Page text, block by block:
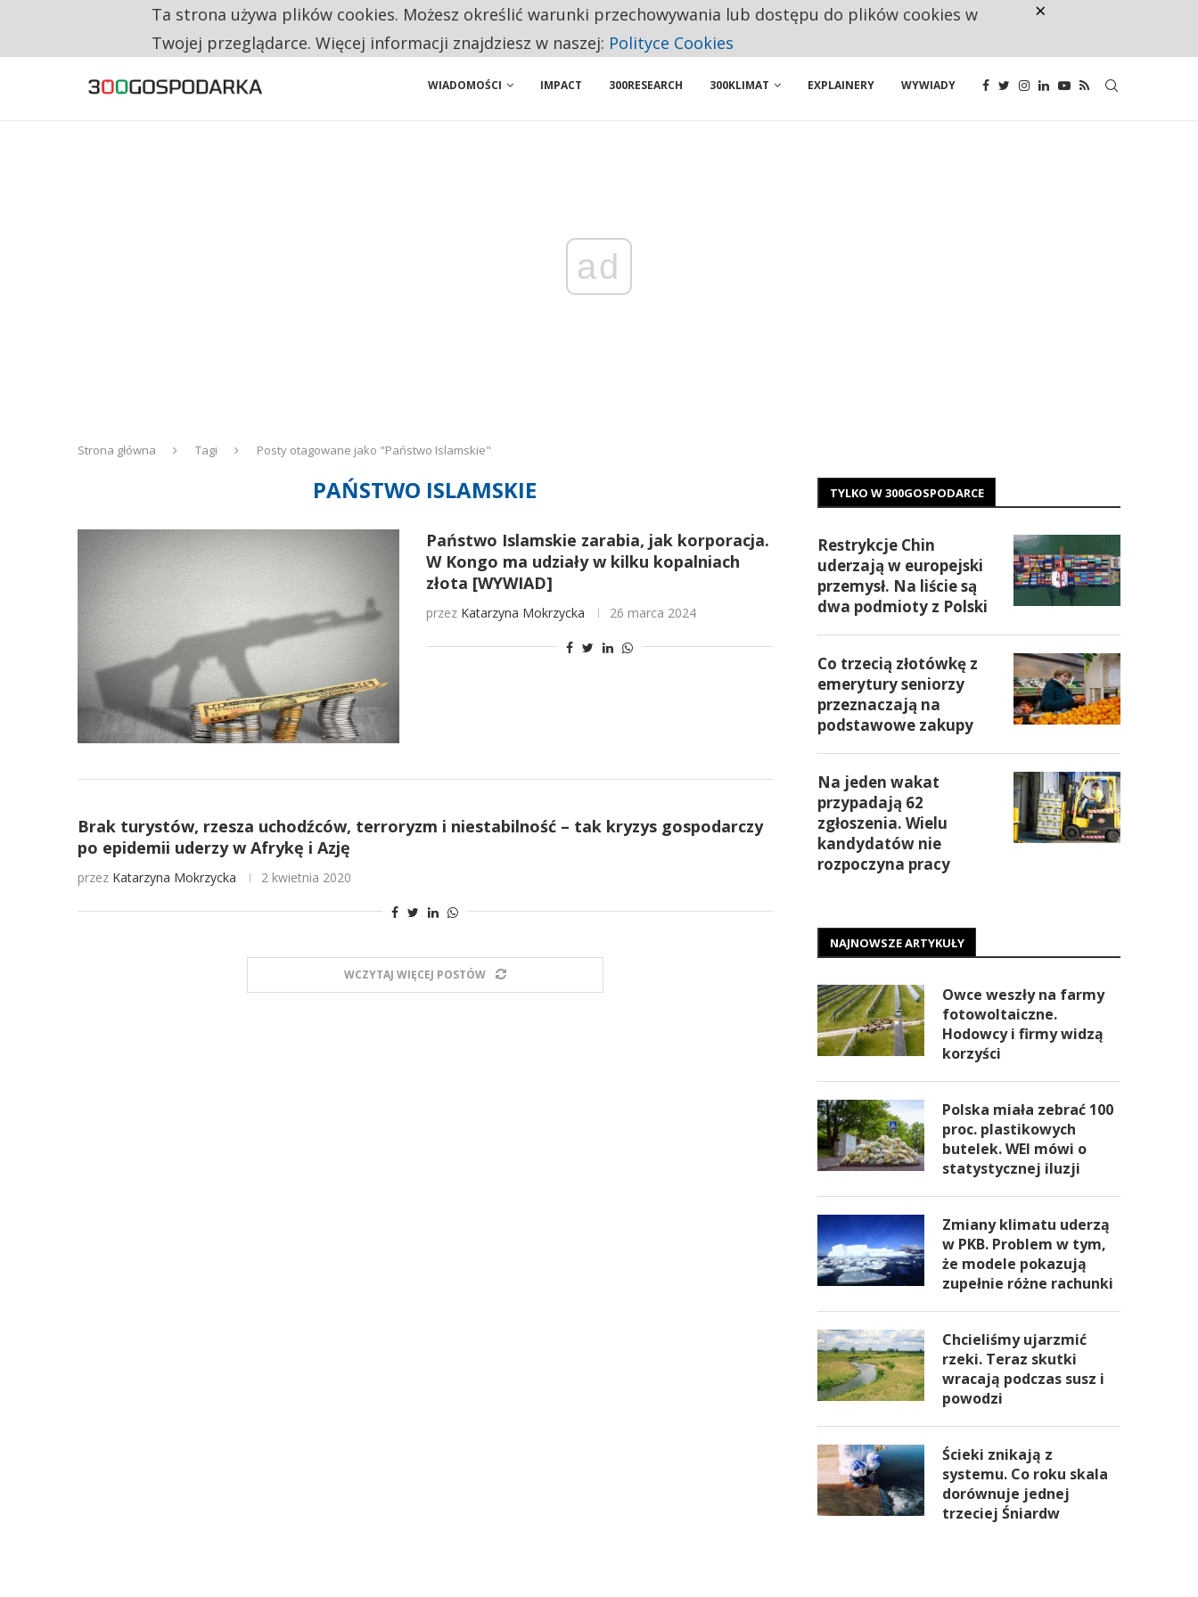
CO TRZECIĄ ZŁOTÓWKĘ Z EMERYTURY SENIORZY PRZEZNACZAJĄ NA PODSTAWOWE ZAKUPY
WIADOMOŚCI IMPACT 300RESEARCH 300KLIMAT EXPLAINERY WYWIADY
ad
Strona główna Tagi Posty otagowane jako "Państwo Islamskie"
PAŃSTWO ISLAMSKIE
Państwo Islamskie zarabia, jak korporacja.
W Kongo ma udziały w kilku kopalniach
złota [WYWIAD]
przez Katarzyna Mokrzycka 26 marca 2024
Brak turystów, rzesza uchodźców, terroryzm i niestabilność – tak kryzys gospodarczy
po epidemii uderzy w Afrykę i Azję
przez Katarzyna Mokrzycka 2 kwietnia 2020
WCZYTAJ WIĘCEJ POSTÓW
TYLKO W 300GOSPODARCE
Restrykcje Chin
uderzają w europejski
przemysł. Na liście są
dwa podmioty z Polski
Co trzecią złotówkę z
emerytury seniorzy
przeznaczają na
podstawowe zakupy
Na jeden wakat
przypadają 62
zgłoszenia. Wielu
kandydatów nie
rozpoczyna pracy
NAJNOWSZE ARTYKUŁY
Owce weszły na farmy
fotowoltaiczne.
Hodowcy i firmy widzą
korzyści
Polska miała zebrać 100
proc. plastikowych
butelek. WEI mówi o
statystycznej iluzji
Zmiany klimatu uderzą
w PKB. Problem w tym,
że modele pokazują
zupełnie różne rachunki
Chcieliśmy ujarzmić
rzeki. Teraz skutki
wracają podczas susz i
powodzi
Ścieki znikają z
systemu. Co roku skala
dorównuje jednej
trzeciej Śniardw
Ta strona używa plików cookies. Możesz określić warunki przechowywania lub dostępu do plików cookies w
Twojej przeglądarce. Więcej informacji znajdziesz w naszej: Polityce Cookies
×